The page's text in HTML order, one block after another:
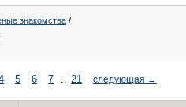
знакомства /
5 6 7 .. 21 следующая →